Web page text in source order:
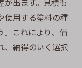
る理由とメリ
後の動向を解
が出ます。見積も
使用する塗料の種
。これにより、価
、納得のいく選択